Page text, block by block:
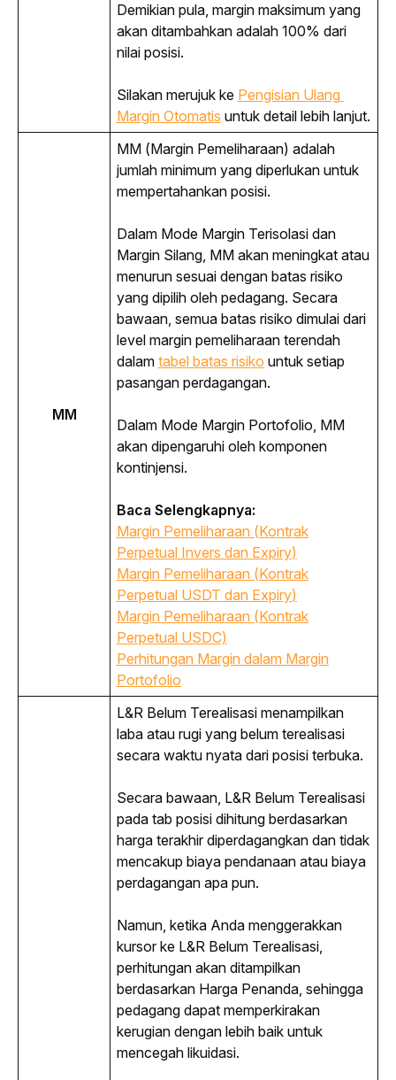
Demikian pula, margin maksimum yang
akan ditambahkan adalah 100% dari
nilai posisi.
Silakan merujuk ke Pengisian Ulang
Margin Otomatis untuk detail lebih lanjut.
MM
MM (Margin Pemeliharaan) adalah
jumlah minimum yang diperlukan untuk
mempertahankan posisi.
Dalam Mode Margin Terisolasi dan
Margin Silang, MM akan meningkat atau
menurun sesuai dengan batas risiko
yang dipilih oleh pedagang. Secara
bawaan, semua batas risiko dimulai dari
level margin pemeliharaan terendah
dalam tabel batas risiko untuk setiap
pasangan perdagangan.
Dalam Mode Margin Portofolio, MM
akan dipengaruhi oleh komponen
kontinjensi.
Baca Selengkapnya:
Margin Pemeliharaan (Kontrak
Perpetual Invers dan Expiry)
Margin Pemeliharaan (Kontrak
Perpetual USDT dan Expiry)
Margin Pemeliharaan (Kontrak
Perpetual USDC)
Perhitungan Margin dalam Margin
Portofolio
L&R Belum Terealisasi menampilkan
laba atau rugi yang belum terealisasi
secara waktu nyata dari posisi terbuka.
Secara bawaan, L&R Belum Terealisasi
pada tab posisi dihitung berdasarkan
harga terakhir diperdagangkan dan tidak
mencakup biaya pendanaan atau biaya
perdagangan apa pun.
Namun, ketika Anda menggerakkan
kursor ke L&R Belum Terealisasi,
perhitungan akan ditampilkan
berdasarkan Harga Penanda, sehingga
pedagang dapat memperkirakan
kerugian dengan lebih baik untuk
mencegah likuidasi.